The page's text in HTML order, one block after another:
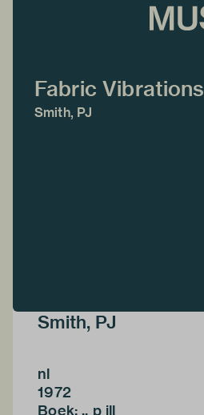
Fabric Vibrations
Smith, PJ
Smith, PJ
nl
1972
Boek; .. p ill